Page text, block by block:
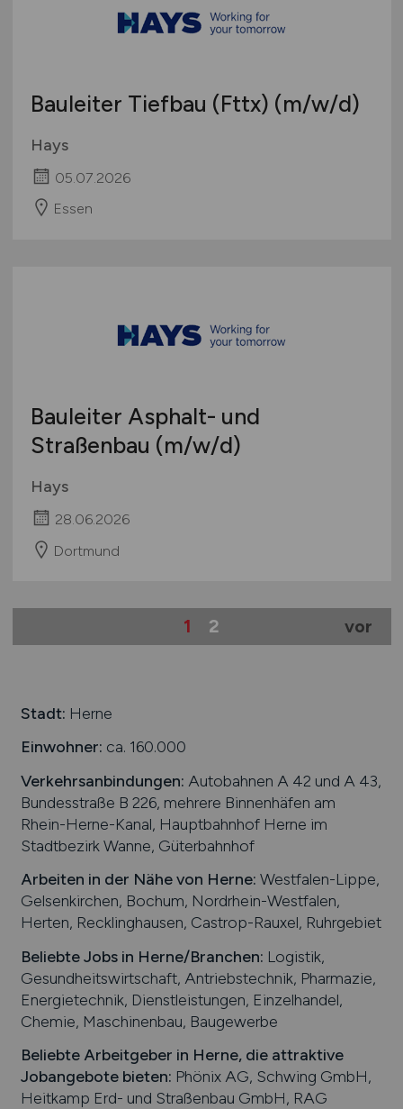
Bauleiter Tiefbau (Fttx) (m/w/d)
Hays
05.07.2026
Essen
Bauleiter Asphalt- und
Straßenbau (m/w/d)
Hays
28.06.2026
Dortmund
1 2 vor
Stadt: Herne
Einwohner: ca. 160.000
Verkehrsanbindungen: Autobahnen A 42 und A 43,
Bundesstraße B 226, mehrere Binnenhäfen am
Rhein-Herne-Kanal, Hauptbahnhof Herne im
Stadtbezirk Wanne, Güterbahnhof
Arbeiten in der Nähe von Herne: Westfalen-Lippe,
Gelsenkirchen, Bochum, Nordrhein-Westfalen,
Herten, Recklinghausen, Castrop-Rauxel, Ruhrgebiet
Beliebte Jobs in Herne/Branchen: Logistik,
Gesundheitswirtschaft, Antriebstechnik, Pharmazie,
Energietechnik, Dienstleistungen, Einzelhandel,
Chemie, Maschinenbau, Baugewerbe
Beliebte Arbeitgeber in Herne, die attraktive
Jobangebote bieten: Phönix AG, Schwing GmbH,
Heitkamp Erd- und Straßenbau GmbH, RAG